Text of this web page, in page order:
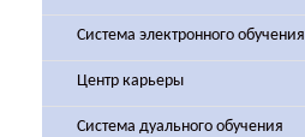
Система электронного обучения
Центр карьеры
Система дуального обучения